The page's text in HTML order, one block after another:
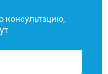
консультацию,